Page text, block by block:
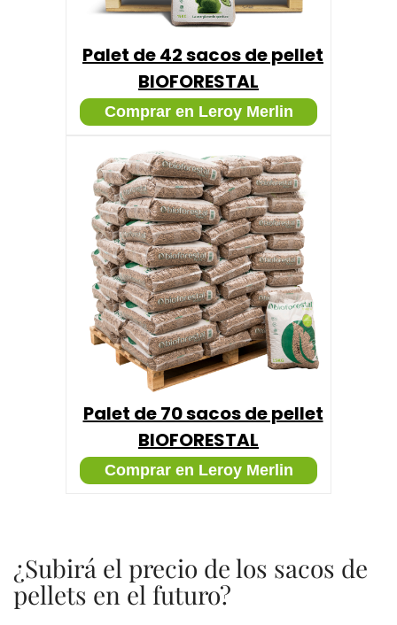
Palet de 42 sacos de pellet
BIOFORESTAL
Comprar en Leroy Merlin
Palet de 70 sacos de pellet
BIOFORESTAL
Comprar en Leroy Merlin
¿Subirá el precio de los sacos de
pellets en el futuro?